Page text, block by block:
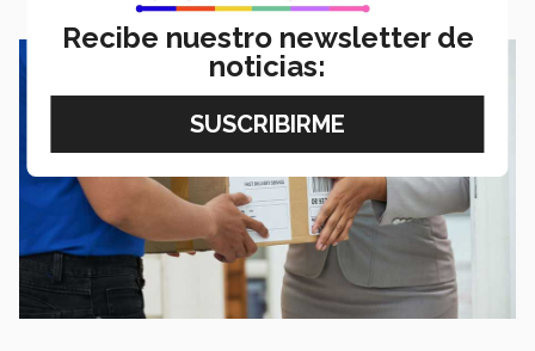
Recibe nuestro newsletter de
noticias: